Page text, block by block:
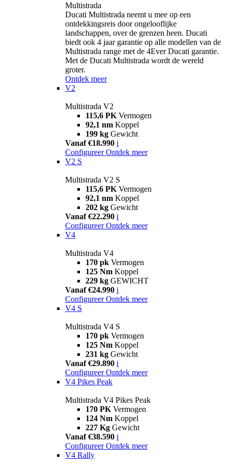
Multistrada
Ducati Multistrada neemt u mee op een
ontdekkingsreis door ongelooflijke
landschappen, over de grenzen heen. Ducati
biedt ook 4 jaar garantie op alle modellen van de
Multistrada range met de 4Ever Ducati garantie.
Met de Ducati Multistrada wordt de wereld
groter.
Ontdek meer
V2
Multistrada V2
115,6 PK Vermogen
92,1 nm Koppel
199 kg Gewicht
Vanaf €18.990 i
Configureer Ontdek meer
V2 S
Multistrada V2 S
115,6 PK Vermogen
92,1 nm Koppel
202 kg Gewicht
Vanaf €22.290 i
Configureer Ontdek meer
V4
Multistrada V4
170 pk Vermogen
125 Nm Koppel
229 kg GEWICHT
Vanaf €24.990 i
Configureer Ontdek meer
V4 S
Multistrada V4 S
170 pk Vermogen
125 Nm Koppel
231 kg Gewicht
Vanaf €29.890 i
Configureer Ontdek meer
V4 Pikes Peak
Multistrada V4 Pikes Peak
170 PK Vermogen
124 Nm Koppel
227 Kg Gewicht
Vanaf €38.590 i
Configureer Ontdek meer
V4 Rally